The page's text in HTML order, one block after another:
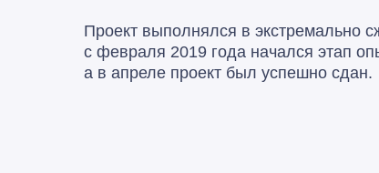
Проект выполнялся в экстремально
с февраля 2019 года начался этап
а в апреле проект был успешно сдан.